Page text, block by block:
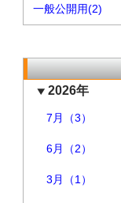
一般公開用(2)
2026年
7月（3）
6月（2）
3月（1）